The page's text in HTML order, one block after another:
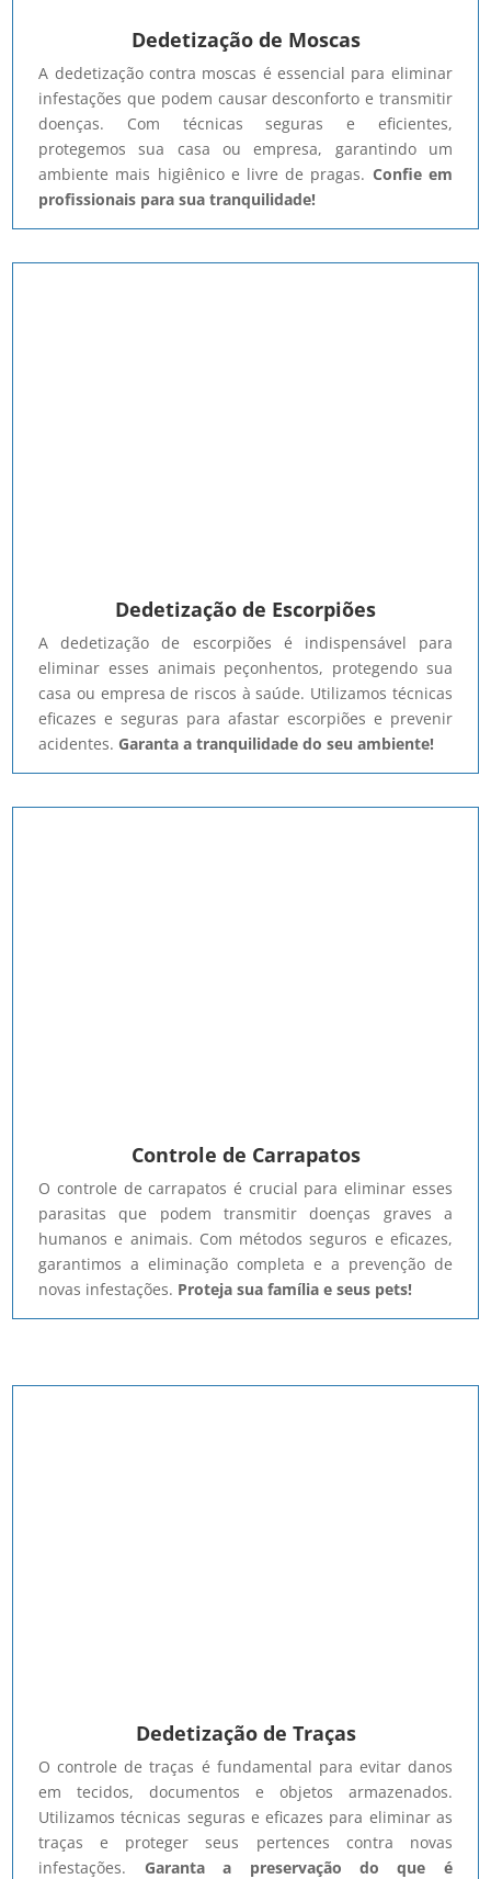
Dedetização de Moscas
A dedetização contra moscas é essencial para eliminar
infestações que podem causar desconforto e transmitir
doenças. Com técnicas seguras e eficientes,
protegemos sua casa ou empresa, garantindo um
ambiente mais higiênico e livre de pragas. Confie em
profissionais para sua tranquilidade!
Dedetização de Escorpiões
A dedetização de escorpiões é indispensável para
eliminar esses animais peçonhentos, protegendo sua
casa ou empresa de riscos à saúde. Utilizamos técnicas
eficazes e seguras para afastar escorpiões e prevenir
acidentes. Garanta a tranquilidade do seu ambiente!
Controle de Carrapatos
O controle de carrapatos é crucial para eliminar esses
parasitas que podem transmitir doenças graves a
humanos e animais. Com métodos seguros e eficazes,
garantimos a eliminação completa e a prevenção de
novas infestações. Proteja sua família e seus pets!
Dedetização de Traças
O controle de traças é fundamental para evitar danos
em tecidos, documentos e objetos armazenados.
Utilizamos técnicas seguras e eficazes para eliminar as
traças e proteger seus pertences contra novas
infestações. Garanta a preservação do que é